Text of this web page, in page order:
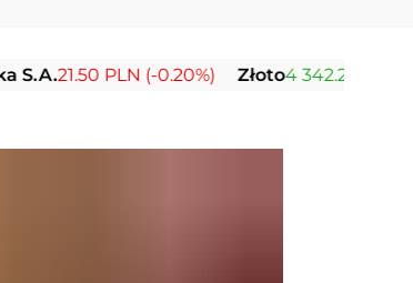
PLN (-0.20%) Złoto 4 342.26 USD (0.00%)